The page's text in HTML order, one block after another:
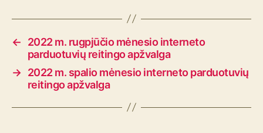
s
←
2022 m. rugpjūčio mėnesio interneto
parduotuvių reitingo apžvalga
→ 2022 m. spalio mėnesio interneto parduotuvių
reitingo apžvalga